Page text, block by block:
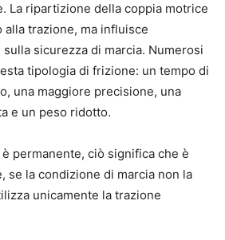
La ripartizione della coppia motrice
alla trazione, ma influisce
sicurezza di marcia. Numerosi
tipologia di frizione: un tempo di
una maggiore precisione, una
e un peso ridotto.
permanente, ciò significa che è
se la condizione di marcia non la
unicamente la trazione